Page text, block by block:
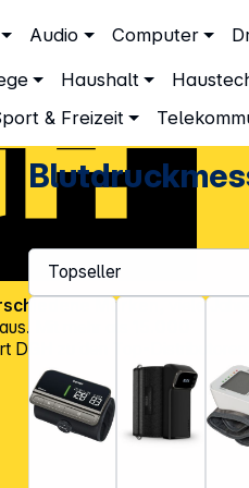
Audio Computer
Haushalt
& Freizeit
Gesundheit & Wellness
Marken
, viele Jahre
Mit mehr als
DGH zu den Top-Distributoren